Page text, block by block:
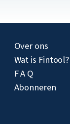
Over ons
Wat is Fintool?
F A Q
Abonneren